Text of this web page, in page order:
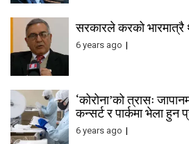
सरकारले करको भारमात्रै
6 years ago
‘कोरोना’को त्रासः
कन्सर्ट र पार्कमा भेला हुन
6 years ago